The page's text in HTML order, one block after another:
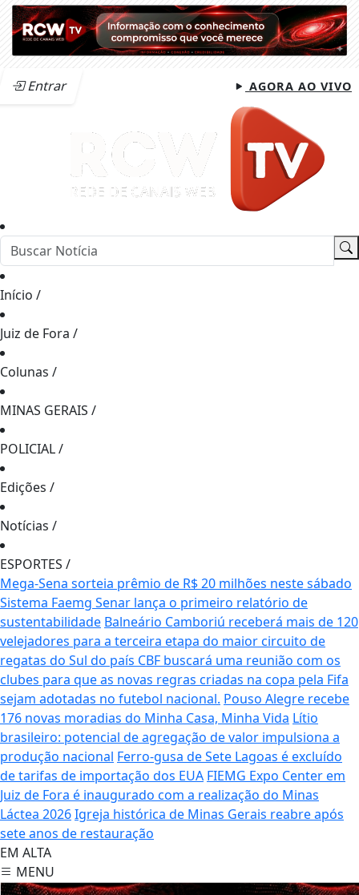
Entrar AGORA AO VIVO
Início /
Juiz de Fora /
Colunas /
MINAS GERAIS /
POLICIAL/
Edições /
Notícias /
ESPORTES /
Mega-Sena sorteia prêmio de R$ 20 milhões neste sábado
Sistema Faemg Senar lança o primeiro relatório de
sustentabilidade Balneário Camboriú receberá mais de 120
velejadores para a terceira etapa do maior circuito de
regatas do Sul do país CBF buscará uma reunião com os
clubes para que as novas regras criadas na copa pela Fifa
sejam adotadas no futebol nacional. Pouso Alegre recebe
176 novas moradias do Minha Casa, Minha Vida Lítio
brasileiro: potencial de agregação de valor impulsiona a
produção nacional Ferro-gusa de Sete Lagoas é excluído
de tarifas de importação dos EUA FIEMG Expo Center em
Juiz de Fora é inaugurado com a realização do Minas
Láctea 2026Igreja histórica de Minas Gerais reabre após
sete anos de restauração
EM ALTA
MENU